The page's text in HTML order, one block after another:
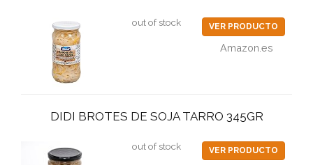
out of stock VER PRODUCTO
Amazon.es
DIDI BROTES DE SOJA TARRO 345GR
out of stock VER PRODUCTO